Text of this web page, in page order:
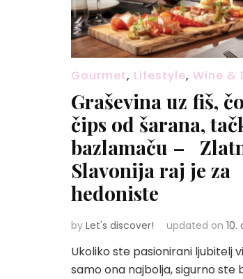
Gourmet, Lifestyle, Wine &
Graševina uz fiš,
čips od šarana,
bazlamaču –
Slavonija raj je za
hedoniste
by Let's discover! updated on 10.
Ukoliko ste pasionirani ljubitelj
samo ona najbolja, sigurno ste